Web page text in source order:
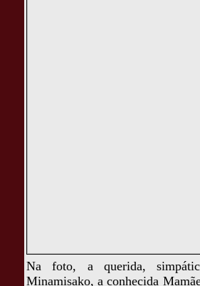
Na foto, a querida,
Minamisako, a conhecida